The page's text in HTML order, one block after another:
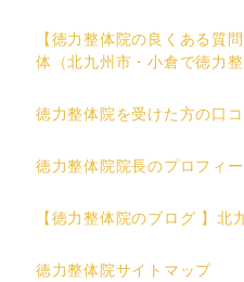
【徳力整体院の良くある質
体（北九州市・小倉で徳力
徳力整体院を受けた方の口
徳力整体院院長のプロフィ
【徳力整体院のブログ 】北
徳力整体院サイトマップ